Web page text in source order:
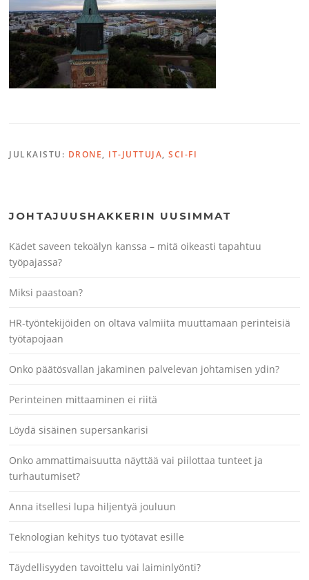
JULKAISTU: DRONE, IT-JUTTUJA,SCI-FI
JOHTAJUUSHAKKERIN UUSIMMAT
Kädet saveen tekoälyn kanssa – mitä oikeasti tapahtuu
työpajassa?
Miksi paastoan?
HR-työntekijöiden on oltava valmiita muuttamaan perinteisiä
työtapojaan
Onko päätösvallan jakaminen palvelevan johtamisen ydin?
Perinteinen mittaaminen ei riitä
Löydä sisäinen supersankarisi
Onko ammattimaisuutta näyttää vai piilottaa tunteet ja
turhautumiset?
Anna itsellesi lupa hiljentyä jouluun
Teknologian kehitys tuo työtavat esille
Täydellisyyden tavoittelu vai laiminlyönti?